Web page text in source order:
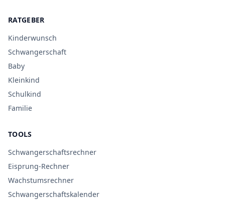
RATGEBER
Kinderwunsch
Schwangerschaft
Baby
Kleinkind
Schulkind
Familie
TOOLS
Schwangerschaftsrechner
Eisprung-Rechner
Wachstumsrechner
Schwangerschaftskalender